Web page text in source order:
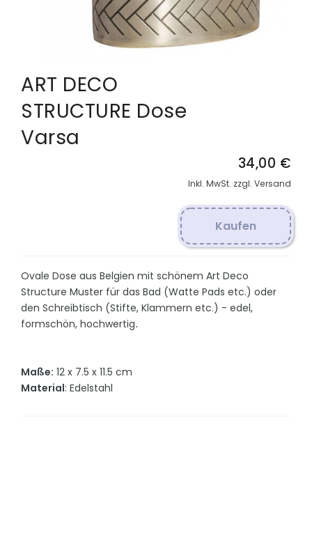
ART DECO
STRUCTURE Dose
Varsa
34,00 €
Inkl. MwSt. zzgl. Versand
Kaufen
Ovale Dose aus Belgien mit schönem Art Deco
Structure Muster für das Bad (Watte Pads etc.) oder
den Schreibtisch (Stifte, Klammern etc.) - edel,
formschön, hochwertig.
Maße: 12 x 7.5 x 11.5 cm
Material: Edelstahl